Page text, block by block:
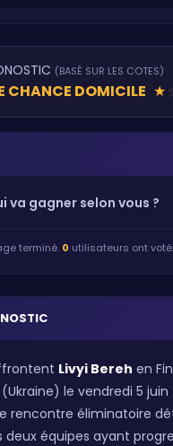
(BASÉ SUR LES COTES)
CHANCE DOMICILE ★
va gagner selon vous ?
terminé. 0 utilisateurs ont voté.
Livyi Bereh en
le vendredi 5 juin
rencontre éliminatoire
deux équipes ayant